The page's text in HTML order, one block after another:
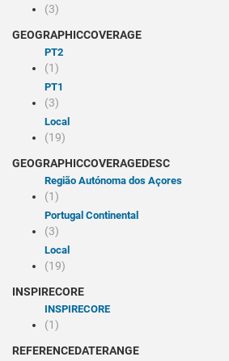
(3)
GEOGRAPHICCOVERAGE
PT2
(1)
PT1
(3)
Local
(19)
GEOGRAPHICCOVERAGEDESC
Região Autónoma dos Açores
(1)
Portugal Continental
(3)
Local
(19)
INSPIRECORE
INSPIRECORE
(1)
REFERENCEDATERANGE